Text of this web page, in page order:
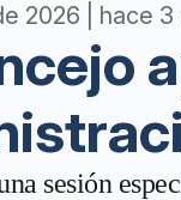
2026 | hace 3
sesión